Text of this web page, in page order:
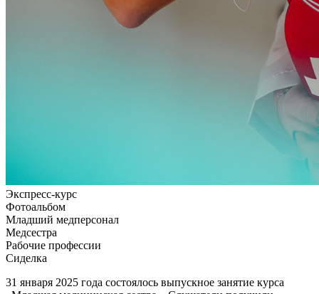
Экспресс-курс
Фотоальбом
Младший медперсонал
Медсестра
Рабочие профессии
Сиделка
31 января 2025 года состоялось выпускное занятие курса